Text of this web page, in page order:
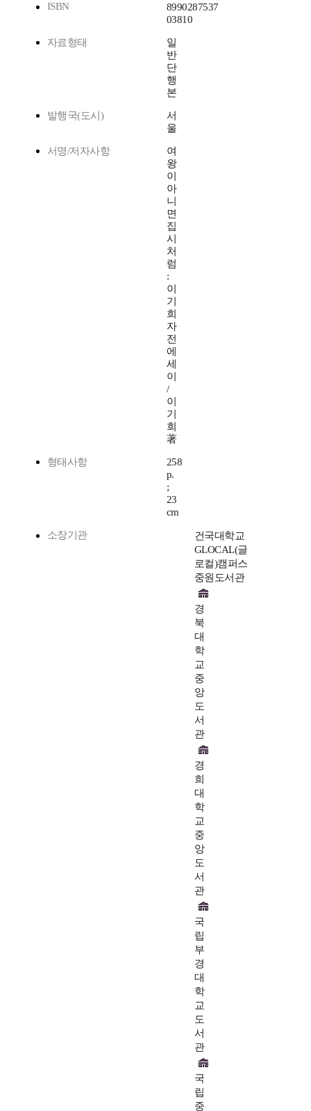
ISBN
8990287537
03810
자료형태
일
반
단
행
본
발행국(도시)
서
울
서명/저자사항
여
왕
이
아
니
면
집
시
처
럼
:
이
기
희
자
전
에
세
이
/
이
기
희
著
형태사항
258
p.
;
23
cm
소장기관
건국대학교
GLOCAL(글
로컬)캠퍼스
중원도서관
경
북
대
학
교
중
앙
도
서
관
경
희
대
학
교
중
앙
도
서
관
국
립
부
경
대
학
교
도
서
관
국
립
중